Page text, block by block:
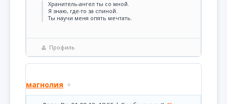
Хранитель-ангел ты со мной.
Я знаю, где-то за спиной.
Ты научи меня опять мечтать.
Профиль
магнолия